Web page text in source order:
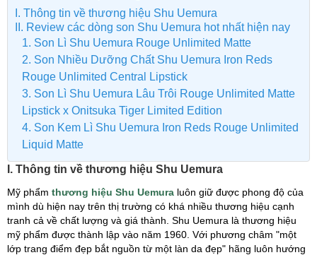
I. Thông tin về thương hiệu Shu Uemura
II. Review các dòng son Shu Uemura hot nhất hiện nay
1. Son Lì Shu Uemura Rouge Unlimited Matte
2. Son Nhiều Dưỡng Chất Shu Uemura Iron Reds
Rouge Unlimited Central Lipstick
3. Son Lì Shu Uemura Lâu Trôi Rouge Unlimited Matte
Lipstick x Onitsuka Tiger Limited Edition
4. Son Kem Lì Shu Uemura Iron Reds Rouge Unlimited
Liquid Matte
I. Thông tin về thương hiệu Shu Uemura
Mỹ phẩm thương hiệu Shu Uemura luôn giữ được phong độ của
mình dù hiện nay trên thị trường có khá nhiều thương hiệu cạnh
tranh cả về chất lượng và giá thành. Shu Uemura là thương hiệu
mỹ phẩm được thành lập vào năm 1960. Với phương châm "một
lớp trang điểm đẹp bắt nguồn từ một làn da đẹp" hãng luôn hướng